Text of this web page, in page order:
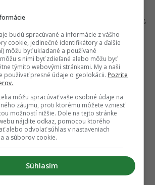
viaceré blízke developmenty.
, azda aj celá východná časť Eurovea City,
v prípade
Portum
-u alebo minimálne
rezidenčných projektov HB Reavis.
výstavbe. Hlavné mesto zase
aj električková trať na Košickej ulici. Jej
celkovú prestavbu a skvalitnenie celej
podarí naozaj dokončiť, z dnes
lokality vznikne aktívna a atraktívna
architektúrou, množstvom nových
a službami alebo lepšou
dopravy, cyklodopravy či pešej dopravy.
však jednotlivé projekty prinesú aj
záťaže, ktorá tvorí
storočia. To je na prvý pohľad
výrazný benefit vzniku bratislavského
budú spracúvané a informácie z vášho
cookie, jedinečné identifikátory a ďalšie
môžu byť ukladané a používané
s nimi byť zdieľané alebo môžu byť
týmito webovými stránkami. My a naši
používať presné údaje o geolokácii. Pozrite
môžu spracúvať vaše osobné údaje na
záujmu, proti ktorému môžete vzniesť
možností nižšie. Dole na tejto stránke
nájdite odkaz, pomocou ktorého
alebo odvolať súhlas v nastaveniach
a súborov cookie.
Súhlasím